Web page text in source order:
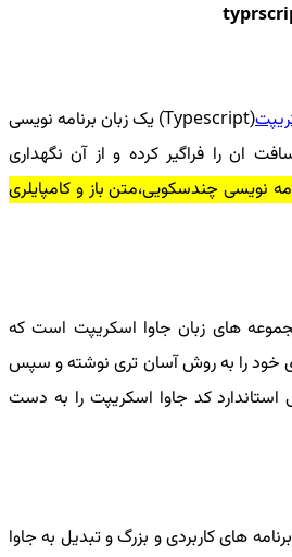
(
Typescript) یک زبان برنامه نویسی
ان را فراگیر کرده و از آن نگهداری
نویسی چندسکویی،متن باز و کامپایلری
های زبان جاوا اسکریپت است که
خود را به روش آسان تری نوشته و سپس
استاندارد کد جاوا اسکریپت را به دست
های کاربردی و بزرگ و تبدیل به جاوا